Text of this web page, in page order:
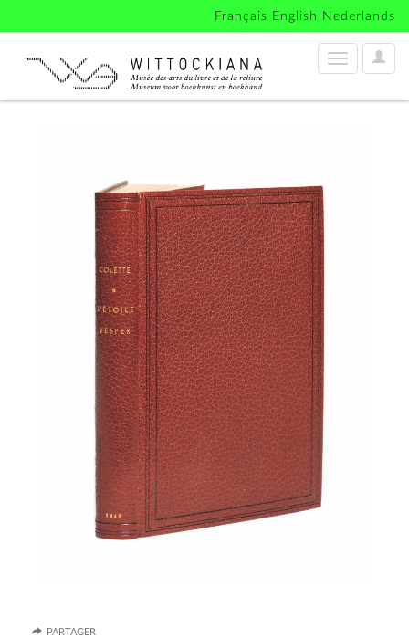
Français English Nederlands
User
Toggle
navigation
PARTAGER